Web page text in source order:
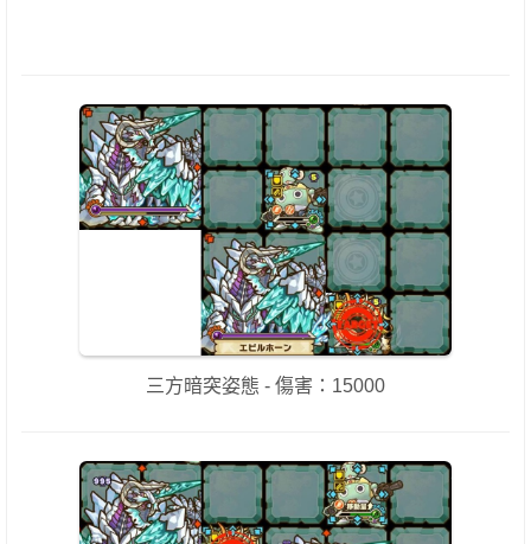
三方暗突姿態 - 傷害：15000